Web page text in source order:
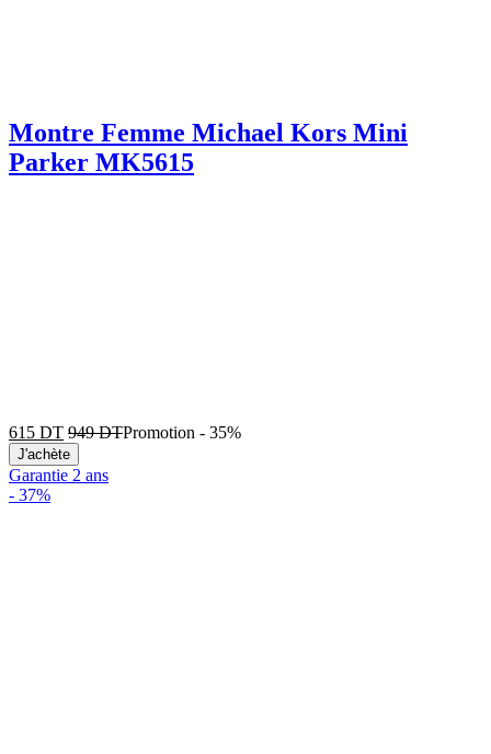
Montre Femme Michael Kors Mini
Parker MK5615
615 DT 949DTPromotion - 35%
J'achète
Garantie 2 ans
- 37%